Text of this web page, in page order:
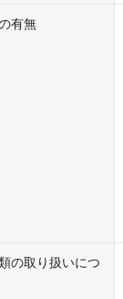
有無
の取り扱いにつ